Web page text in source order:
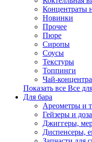
Концентраты
Новинки
Прочее
Пюре
Сиропы
Соусы
Текстуры
Топпинги
Чай-
Показать все Все
Для бара
Ареометры и
Гейзеры и
Джиггеры,
Диспенсеры,